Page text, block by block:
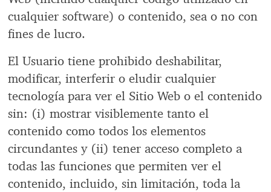
cualquier software) o contenido, sea o no con
fines de lucro.
El Usuario tiene prohibido deshabilitar,
modificar, interferir o eludir cualquier
tecnología para ver el Sitio Web o el contenido
sin: (i) mostrar visiblemente tanto el
contenido como todos los elementos
circundantes y (ii) tener acceso completo a
todas las funciones que permiten ver el
contenido, incluido, sin limitación, toda la